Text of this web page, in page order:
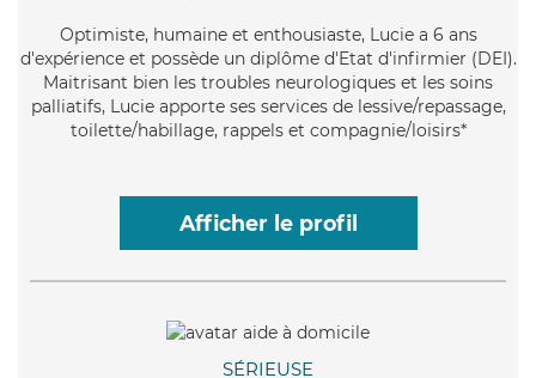
Optimiste, humaine et enthousiaste, Lucie a 6 ans
d'expérience et possède un diplôme d'Etat d'infirmier (DEI).
Maitrisant bien les troubles neurologiques et les soins
palliatifs, Lucie apporte ses services de lessive/repassage,
toilette/habillage, rappels et compagnie/loisirs*
Afficher le profil
SÉRIEUSE